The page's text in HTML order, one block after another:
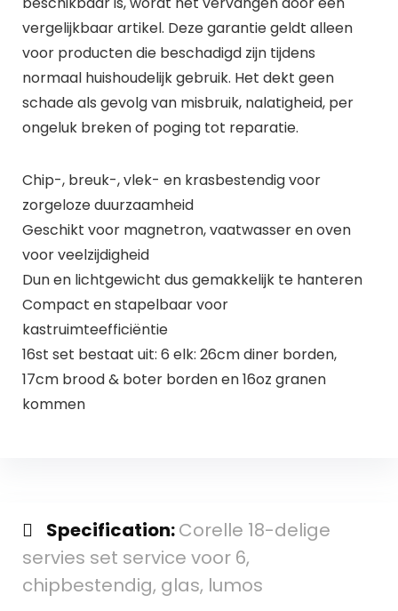
vergelijkbaar artikel. Deze garantie geldt alleen
voor producten die beschadigd zijn tijdens
normaal huishoudelijk gebruik. Het dekt geen
schade als gevolg van misbruik, nalatigheid, per
ongeluk breken of poging tot reparatie.
Chip-, breuk-, vlek- en krasbestendig voor
zorgeloze duurzaamheid
Geschikt voor magnetron, vaatwasser en oven
voor veelzijdigheid
Dun en lichtgewicht dus gemakkelijk te hanteren
Compact en stapelbaar voor
kastruimteefficiëntie
16st set bestaat uit: 6 elk: 26cm diner borden,
17cm brood & boter borden en 16oz granen
kommen
Specification:Corelle 18-delige
servies set service voor 6,
chipbestendig, glas, lumos